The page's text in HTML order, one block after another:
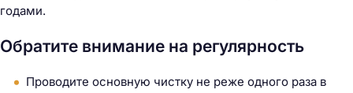
годами.
Обратите внимание на регулярность
Проводите основную чистку не реже одного раза в